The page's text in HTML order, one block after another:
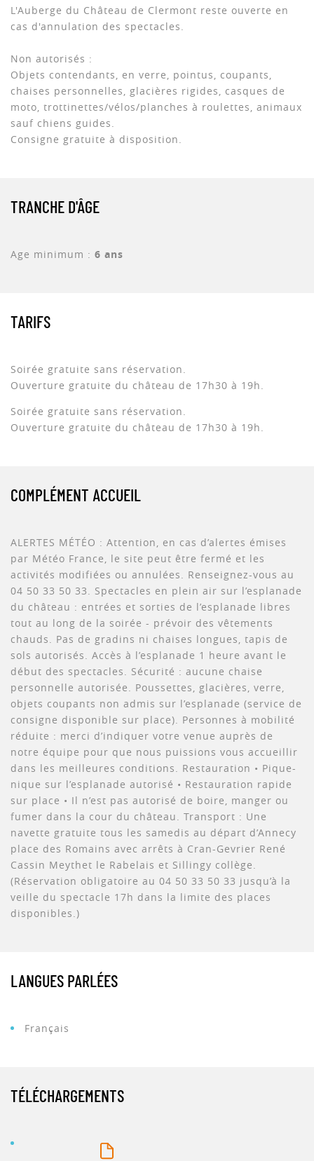
L'Auberge du Château de Clermont reste ouverte en
cas d'annulation des spectacles.
Non autorisés :
Objets contendants, en verre, pointus, coupants,
chaises personnelles, glacières rigides, casques de
moto, trottinettes/vélos/planches à roulettes, animaux
sauf chiens guides.
Consigne gratuite à disposition.
TRANCHE D'ÂGE
Age minimum : 6 ans
TARIFS
Soirée gratuite sans réservation.
Ouverture gratuite du château de 17h30 à 19h.
Soirée gratuite sans réservation.
Ouverture gratuite du château de 17h30 à 19h.
COMPLÉMENT ACCUEIL
ALERTES MÉTÉO : Attention, en cas d’alertes émises
par Météo France, le site peut être fermé et les
activités modifiées ou annulées. Renseignez-vous au
04 50 33 50 33. Spectacles en plein air sur l’esplanade
du château : entrées et sorties de l’esplanade libres
tout au long de la soirée - prévoir des vêtements
chauds. Pas de gradins ni chaises longues, tapis de
sols autorisés. Accès à l’esplanade 1 heure avant le
début des spectacles. Sécurité : aucune chaise
personnelle autorisée. Poussettes, glacières, verre,
objets coupants non admis sur l’esplanade (service de
consigne disponible sur place). Personnes à mobilité
réduite : merci d’indiquer votre venue auprès de
notre équipe pour que nous puissions vous accueillir
dans les meilleures conditions. Restauration • Pique-
nique sur l’esplanade autorisé • Restauration rapide
sur place • Il n’est pas autorisé de boire, manger ou
fumer dans la cour du château. Transport : Une
navette gratuite tous les samedis au départ d’Annecy
place des Romains avec arrêts à Cran-Gevrier René
Cassin Meythet le Rabelais et Sillingy collège.
(Réservation obligatoire au 04 50 33 50 33 jusqu’à la
veille du spectacle 17h dans la limite des places
disponibles.)
LANGUES PARLÉES
Français
TÉLÉCHARGEMENTS